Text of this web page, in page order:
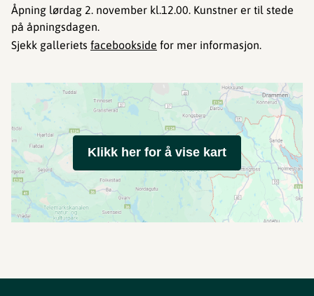
Åpning lørdag 2. november kl.12.00. Kunstner er til stede
på åpningsdagen.
Sjekk galleriets facebookside for mer informasjon.
Klikk her for å vise kart